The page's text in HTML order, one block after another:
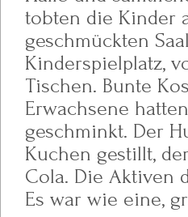
tobten die Kinder
geschmückten
Kinderspielplatz,
Tischen. Bunte
Erwachsene
geschminkt. Der
Kuchen gestillt,
Cola. Die Aktiven
Es war wie eine,